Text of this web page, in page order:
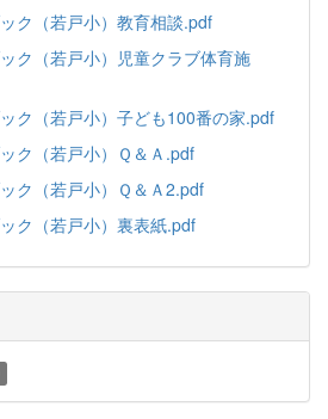
ク（若戸小）教育相談.pdf
ク（若戸小）児童クラブ体育施
ク（若戸小）子ども100番の家.pdf
ク（若戸小）Ｑ＆Ａ.pdf
ク（若戸小）Ｑ＆Ａ2.pdf
ク（若戸小）裏表紙.pdf